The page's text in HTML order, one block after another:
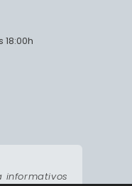
18:00h
informativos